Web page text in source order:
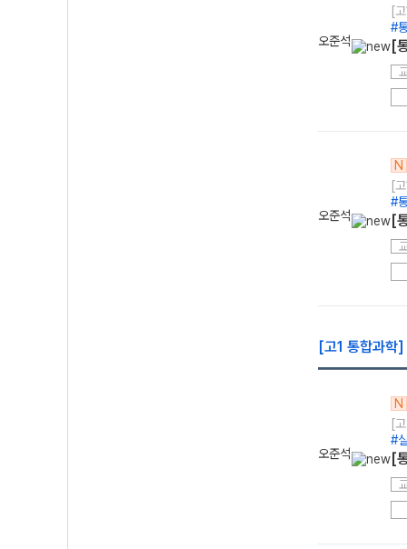
오준석
[
#
[
오준석
N
[
#
[
[고1 통합과학
오준석
N
[
#
[